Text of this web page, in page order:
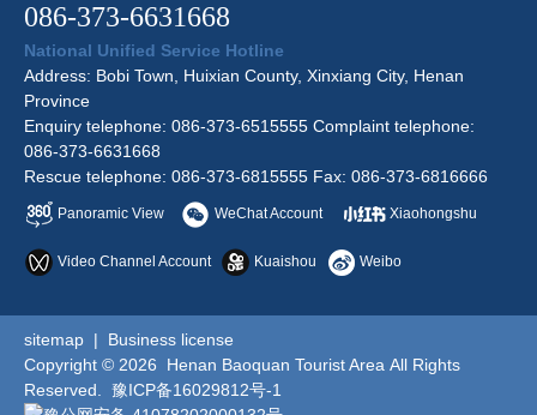
086-373-6631668
National Unified Service Hotline
Address: Bobi Town, Huixian County, Xinxiang City, Henan
Province
Enquiry telephone: 086-373-6515555 Complaint telephone:
086-373-6631668
Rescue telephone: 086-373-6815555 Fax: 086-373-6816666
Panoramic View WeChat Account Xiaohongshu
Video Channel Account Kuaishou Weibo
sitemap | Business license
Copyright © 2026 Henan Baoquan Tourist Area All Rights
Reserved.
豫ICP备16029812号-1